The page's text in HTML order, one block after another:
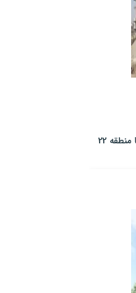
پروژه شمشاد (پروژه سایت پارک) سازمان جنگلها منطقه 22